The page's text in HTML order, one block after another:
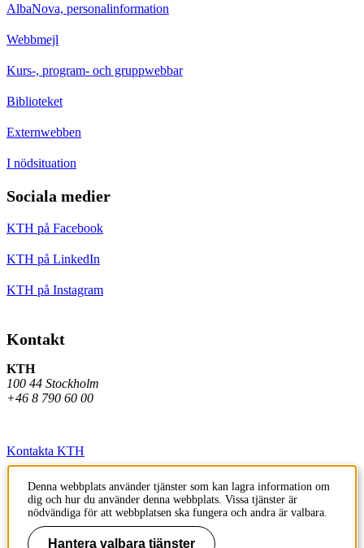
AlbaNova, personalinformation
Webbmejl
Kurs-, program- och gruppwebbar
Biblioteket
Externwebben
I nödsituation
Sociala medier
KTH på Facebook
KTH på LinkedIn
KTH på Instagram
Kontakt
KTH
100 44 Stockholm
+46 8 790 60 00
Kontakta KTH
Jobba på KTH
Press och media
Faktura och betalning KTH
Denna webbplats använder tjänster som kan lagra information om
dig och hur du använder denna webbplats. Vissa tjänster är
nödvändiga för att webbplatsen ska fungera och andra är valbara.
Hantera valbara tjänster